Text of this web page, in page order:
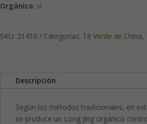
Orgánico: sí
SKU: 21410 Categorías: Té Verde de China,
Descripción
Según los métodos tradicionales, en
se produce un Long Jing orgánico